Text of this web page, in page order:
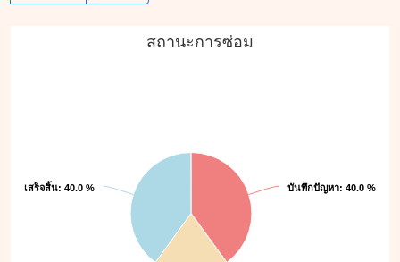
สถานะการซ่อม
บันทึกปัญหา: 40.0 %
บันทึกปัญหา: 40.0 %
เสร็จสิ้น: 40.0 %
เสร็จสิ้น: 40.0 %